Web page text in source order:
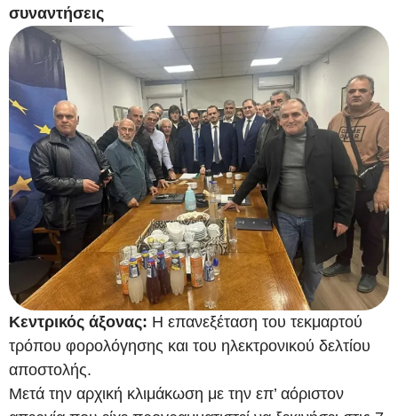
συναντήσεις
Κεντρικός άξονας: Η επανεξέταση του τεκμαρτού
τρόπου φορολόγησης και του ηλεκτρονικού δελτίου
αποστολής.
Μετά την αρχική κλιμάκωση με την επ’ αόριστον